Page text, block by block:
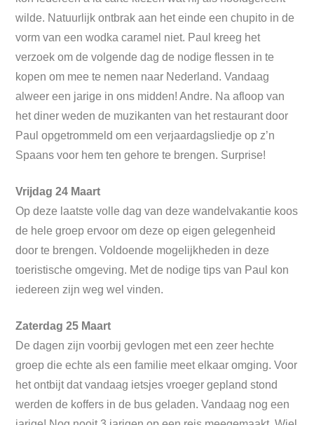
wilde. Natuurlijk ontbrak aan het einde een chupito in de
vorm van een wodka caramel niet. Paul kreeg het
verzoek om de volgende dag de nodige flessen in te
kopen om mee te nemen naar Nederland. Vandaag
alweer een jarige in ons midden! Andre. Na afloop van
het diner weden de muzikanten van het restaurant door
Paul opgetrommeld om een verjaardagsliedje op z’n
Spaans voor hem ten gehore te brengen. Surprise!
Vrijdag 24 Maart
Op deze laatste volle dag van deze wandelvakantie koos
de hele groep ervoor om deze op eigen gelegenheid
door te brengen. Voldoende mogelijkheden in deze
toeristische omgeving. Met de nodige tips van Paul kon
iedereen zijn weg wel vinden.
Zaterdag 25 Maart
De dagen zijn voorbij gevlogen met een zeer hechte
groep die echte als een familie meet elkaar omging. Voor
het ontbijt dat vandaag ietsjes vroeger gepland stond
werden de koffers in de bus geladen. Vandaag nog een